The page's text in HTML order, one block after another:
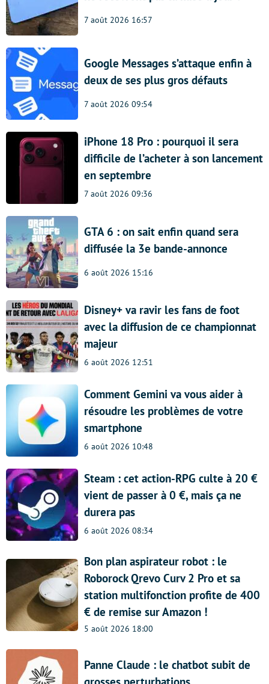
7 août 2026 16:57
Google Messages s’attaque enfin à
deux de ses plus gros défauts
7 août 2026 09:54
iPhone 18 Pro : pourquoi il sera
difficile de l’acheter à son lancement
en septembre
7 août 2026 09:36
GTA 6 : on sait enfin quand sera
diffusée la 3e bande-annonce
6 août 2026 15:16
Disney+ va ravir les fans de foot
avec la diffusion de ce championnat
majeur
6 août 2026 12:51
Comment Gemini va vous aider à
résoudre les problèmes de votre
smartphone
6 août 2026 10:48
Steam : cet action-RPG culte à 20 €
vient de passer à 0 €, mais ça ne
durera pas
6 août 2026 08:34
Bon plan aspirateur robot : le
Roborock Qrevo Curv 2 Pro et sa
station multifonction profite de 400
€ de remise sur Amazon !
5 août 2026 18:00
Panne Claude : le chatbot subit de